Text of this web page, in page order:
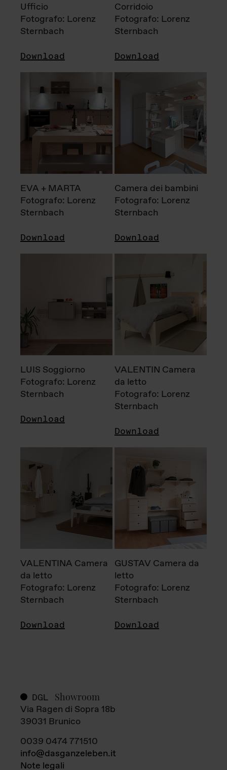
Ufficio
Fotografo: Lorenz
Sternbach
Download
Corridoio
Fotografo: Lorenz
Sternbach
Download
EVA + MARTA
Fotografo: Lorenz
Sternbach
Download
Camera dei bambini
Fotografo: Lorenz
Sternbach
Download
LUIS Soggiorno
Fotografo: Lorenz
Sternbach
Download
VALENTIN Camera
da letto
Fotografo: Lorenz
Sternbach
Download
VALENTINA Camera
da letto
Fotografo: Lorenz
Sternbach
Download
GUSTAV Camera da
letto
Fotografo: Lorenz
Sternbach
Download
DGL Showroom
Via Ragen di Sopra 18b
39031 Brunico
0039 0474 771510
info@dasganzeleben.it
Note legali